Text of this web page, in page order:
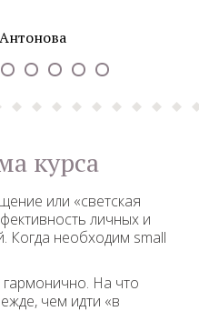
курса
или «светская
личных и
Когда необходим small
На что
чем идти «в